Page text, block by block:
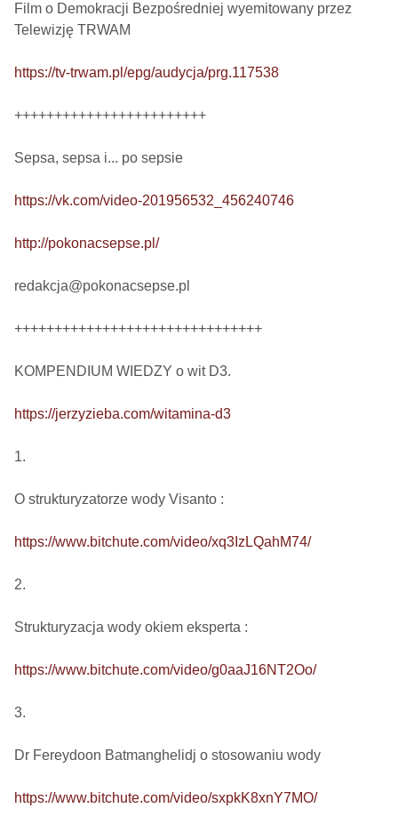
Film o Demokracji Bezpośredniej wyemitowany przez
Telewizję TRWAM
https://tv-trwam.pl/epg/audycja/prg.117538
++++++++++++++++++++++++
Sepsa, sepsa i... po sepsie
https://vk.com/video-201956532_456240746
http://pokonacsepse.pl/
redakcja@pokonacsepse.pl
+++++++++++++++++++++++++++++++
KOMPENDIUM WIEDZY o wit D3.
https://jerzyzieba.com/witamina-d3
1.
O strukturyzatorze wody Visanto :
https://www.bitchute.com/video/xq3IzLQahM74/
2.
Strukturyzacja wody okiem eksperta :
https://www.bitchute.com/video/g0aaJ16NT2Oo/
3.
Dr Fereydoon Batmanghelidj o stosowaniu wody
https://www.bitchute.com/video/sxpkK8xnY7MO/